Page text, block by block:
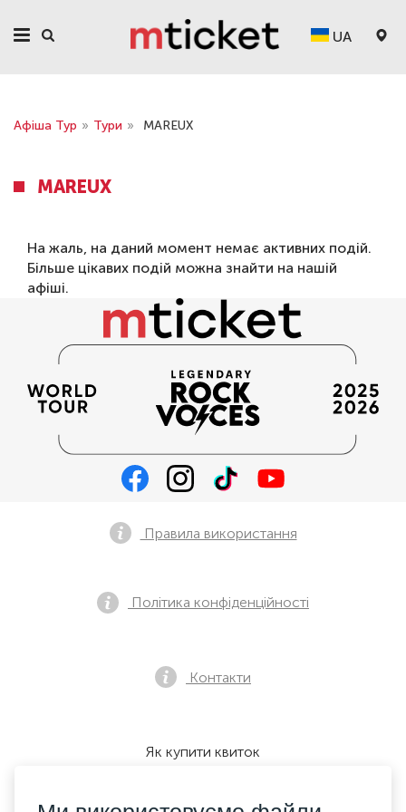
UA
Афіша Тур » Тури » MAREUX
MAREUX
На жаль, на даний момент немає активних подій.
Більше цікавих подій можна знайти на нашій
афіші.
Правила використання
Політика конфіденційності
Контакти
Як купити квиток